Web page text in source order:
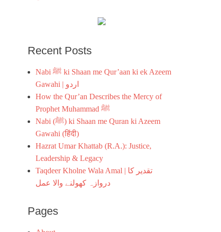
Recent Posts
Nabi ﷺ ki Shaan me Qur’aan ki ek Azeem
Gawahi | اردو
How the Qur’an Describes the Mercy of
Prophet Muhammad ﷺ
Nabi (ﷺ) ki Shaan me Quran ki Azeem
Gawahi (हिंदी)
Hazrat Umar Khattab (R.A.): Justice,
Leadership & Legacy
Taqdeer Kholne Wala Amal | تقدیر کا
دروازہ کھولنے والا عمل
Pages